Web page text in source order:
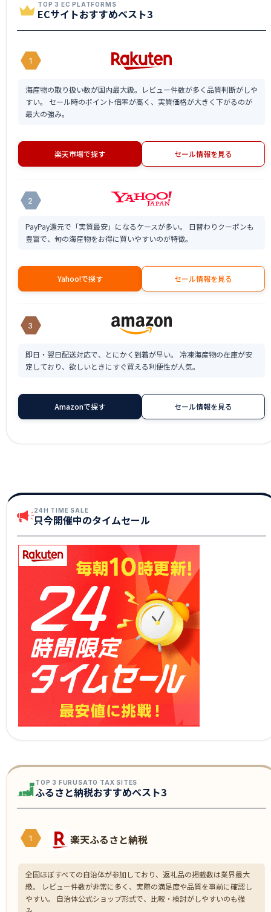
TOP 3 EC PLATFORMS
ECサイトおすすめベスト3
1
海産物の取り扱い数が国内最大級。レビュー件数が多く品質判断がしや
すい。 セール時のポイント倍率が高く、実質価格が大きく下がるのが
最大の強み。
楽天市場で探す セール情報を見る
2
PayPay還元で「実質最安」になるケースが多い。 日替わりクーポンも
豊富で、旬の海産物をお得に買いやすいのが特徴。
Yahoo!で探す セール情報を見る
3
即日・翌日配送対応で、とにかく到着が早い。 冷凍海産物の在庫が安
定しており、欲しいときにすぐ買える利便性が人気。
Amazonで探す セール情報を見る
24H TIME SALE
只今開催中のタイムセール
TOP 3 FURUSATO TAX SITES
ふるさと納税おすすめベスト3
1 楽天ふるさと納税
全国ほぼすべての自治体が参加しており、返礼品の掲載数は業界最大
級。 レビュー件数が非常に多く、実際の満足度や品質を事前に確認し
やすい。 自治体公式ショップ形式で、比較・検討がしやすいのも強